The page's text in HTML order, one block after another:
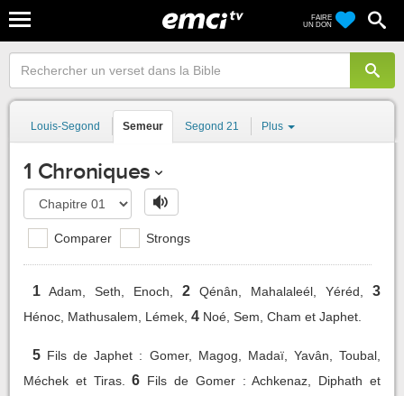
FAIRE
UN DON
Louis-Segond Semeur Segond 21 Plus
1 Chroniques
Comparer Strongs
1 Adam, Seth, Enoch, 2 Qénân, Mahalaleél, Yéréd, 3
Hénoc, Mathusalem, Lémek, 4 Noé, Sem, Cham et Japhet.
5 Fils de Japhet : Gomer, Magog, Madaï, Yavân, Toubal,
Méchek et Tiras.
6 Fils de Gomer : Achkenaz, Diphath et